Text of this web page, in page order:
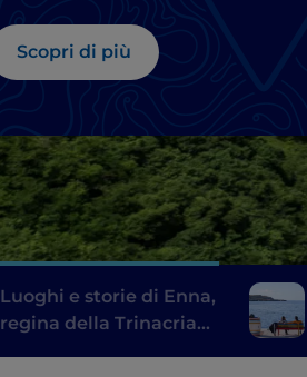
Scopri di più
Luoghi e storie di Enna,
regina della Trinacria